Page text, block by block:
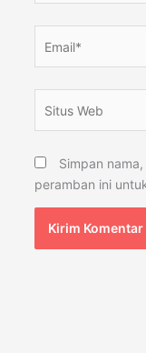
Web
Simpan
peramban ini